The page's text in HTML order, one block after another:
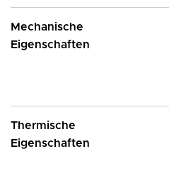
Mechanische
Eigenschaften
Thermische
Eigenschaften